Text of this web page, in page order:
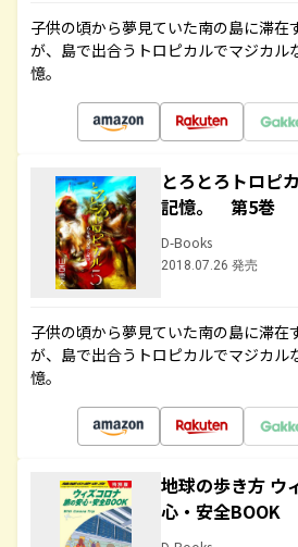
子供の頃から夢見ていた南の島に滞在
が、島で出合うトロピカルでマジカル
憶。
とろとろトロピ
記憶。 第5巻
D-Books
2018.07.26 発売
子供の頃から夢見ていた南の島に滞在
が、島で出合うトロピカルでマジカル
憶。
地球の歩き方 ウ
心・安全BOOK